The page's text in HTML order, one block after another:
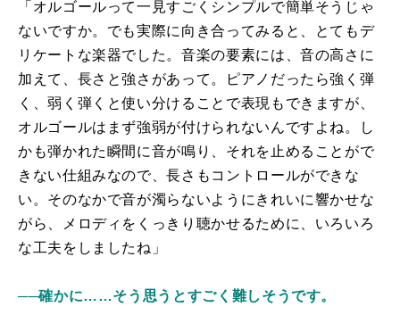
「オルゴールって一見すごくシンプルで簡単そうじゃ
ないですか。でも実際に向き合ってみると、とてもデ
リケートな楽器でした。音楽の要素には、音の高さに
加えて、長さと強さがあって。ピアノだったら強く弾
く、弱く弾くと使い分けることで表現もできますが、
オルゴールはまず強弱が付けられないんですよね。し
かも弾かれた瞬間に音が鳴り、それを止めることがで
きない仕組みなので、長さもコントロールができな
い。そのなかで音が濁らないようにきれいに響かせな
がら、メロディをくっきり聴かせるために、いろいろ
な工夫をしましたね」
──確かに……そう思うとすごく難しそうです。